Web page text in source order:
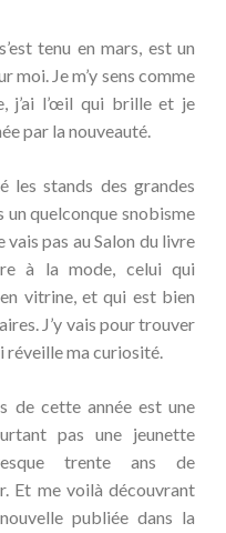
tenu en mars, est un
Je m’y sens comme
j’ai l’œil qui brille et je
par la nouveauté.
les stands des grandes
un quelconque snobisme
vais pas au Salon du livre
à la mode, celui qui
vitrine, et qui est bien
J’y vais pour trouver
réveille ma curiosité.
de cette année est une
pas une jeunette
trente ans de
Et me voilà découvrant
publiée dans la